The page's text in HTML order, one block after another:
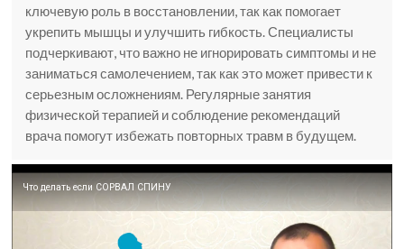
ключевую роль в восстановлении, так как помогает
укрепить мышцы и улучшить гибкость. Специалисты
подчеркивают, что важно не игнорировать симптомы и не
заниматься самолечением, так как это может привести к
серьезным осложнениям. Регулярные занятия
физической терапией и соблюдение рекомендаций
врача помогут избежать повторных травм в будущем.
Что делать если СОРВАЛ СПИНУ